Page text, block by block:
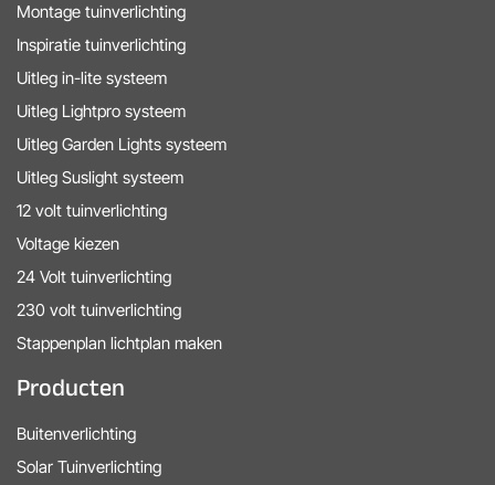
Montage tuinverlichting
Inspiratie tuinverlichting
Uitleg in-lite systeem
Uitleg Lightpro systeem
Uitleg Garden Lights systeem
Uitleg Suslight systeem
12 volt tuinverlichting
Voltage kiezen
24 Volt tuinverlichting
230 volt tuinverlichting
Stappenplan lichtplan maken
Producten
Buitenverlichting
Solar Tuinverlichting